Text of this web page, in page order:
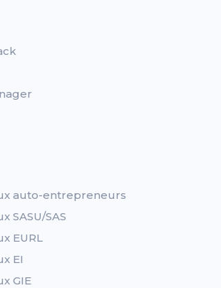
auto-entrepreneurs
SASU/SAS
EURL
EI
GIE